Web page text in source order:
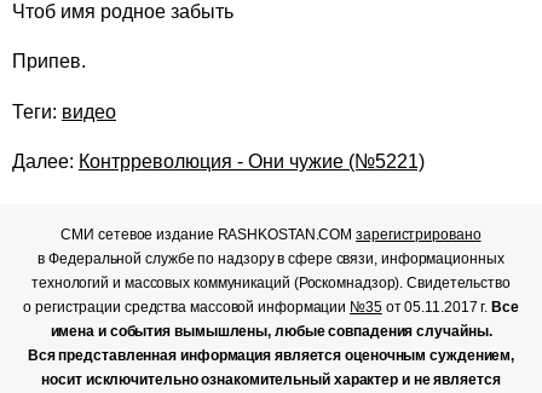
Чтоб имя родное забыть
Припев.
Теги: видео
Далее: Контрреволюция - Они чужие (№5221)
СМИ сетевое издание RASHKOSTAN.COMзарегистрировано
в Федеральной службе по надзору в сфере связи, информационных
технологий и массовых коммуникаций (Роскомнадзор). Свидетельство
о регистрации средства массовой информации №35от 05.11.2017 г. Все
имена и события вымышлены, любые совпадения случайны.
Вся представленная информация является оценочным суждением,
носит исключительно ознакомительный характер и не является